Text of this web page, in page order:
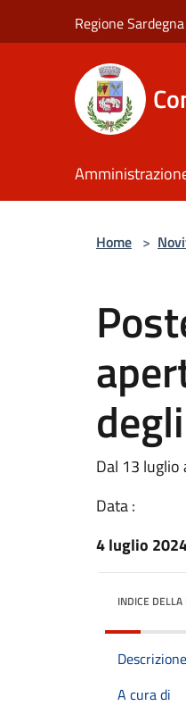
Regione Sardegna
Home >
Dal 13
Data :
4 luglio
INDICE DELLA
Descrizione
A cura di